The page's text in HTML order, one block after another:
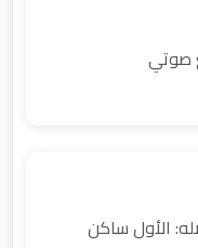
صوتي
الأول ساكن